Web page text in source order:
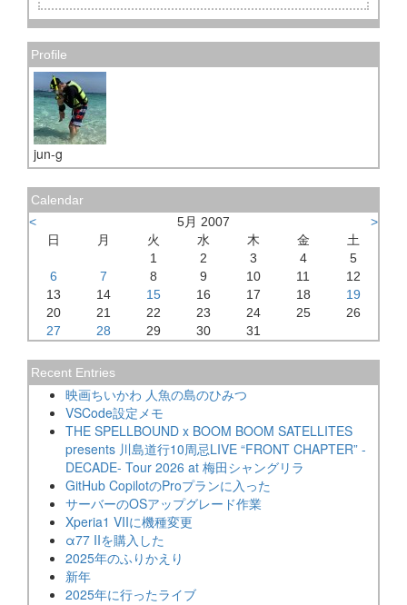
Profile
jun-g
Calendar
<
5月 2007
>
日
月 火 水 木 金
土
1
2 3 4
5
6
7 8 9 10 11
12
13
14 15 16 17 18
19
20
21 22 23 24 25
26
27
28 29 30 31
Recent Entries
映画ちいかわ 人魚の島のひみつ
VSCode設定メモ
THE SPELLBOUND x BOOM BOOM SATELLITES
presents 川島道行10周忌LIVE “FRONT CHAPTER” -
DECADE- Tour 2026 at 梅田シャングリラ
GitHub CopilotのProプランに入った
サーバーのOSアップグレード作業
Xperia1 VIIに機種変更
α77 IIを購入した
2025年のふりかえり
新年
2025年に行ったライブ